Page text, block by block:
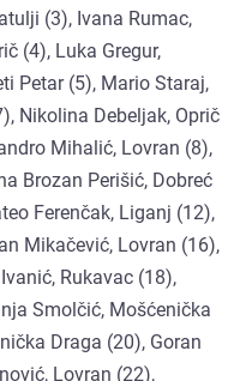
(3), Ivana Rumac,
(4), Luka Gregur,
Petar (5), Mario Staraj,
Nikolina Debeljak, Oprič
Mihalić, Lovran (8),
Brozan Perišić, Dobreć
Ferenčak, Liganj (12),
Mikačević, Lovran (16),
Rukavac (18),
Smolčić, Mošćenička
Draga (20), Goran
Lovran (22),